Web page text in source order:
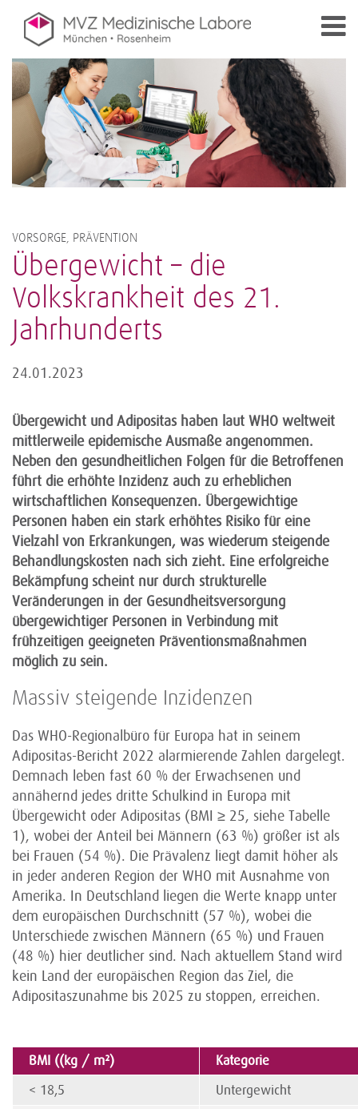
VORSORGE, PRÄVENTION
Übergewicht – die
Volkskrankheit des 21.
Jahrhunderts
24.01.2023
Übergewicht und Adipositas haben laut WHO weltweit
mittlerweile epidemische Ausmaße angenommen.
Neben den gesundheitlichen Folgen für die Betroffenen
führt die erhöhte Inzidenz auch zu erheblichen
wirtschaftlichen Konsequenzen. Übergewichtige
Personen haben ein stark erhöhtes Risiko für eine
Vielzahl von Erkrankungen, was wiederum steigende
Behandlungskosten nach sich zieht. Eine erfolgreiche
Bekämpfung scheint nur durch strukturelle
Veränderungen in der Gesundheitsversorgung
übergewichtiger Personen in Verbindung mit
frühzeitigen geeigneten Präventionsmaßnahmen
möglich zu sein.
Massiv steigende Inzidenzen
Das WHO-Regionalbüro für Europa hat in seinem
Adipositas-Bericht 2022 alarmierende Zahlen dargelegt.
Demnach leben fast 60 % der Erwachsenen und
annähernd jedes dritte Schulkind in Europa mit
Übergewicht oder Adipositas (BMI ≥ 25, siehe Tabelle
1), wobei der Anteil bei Männern (63 %) größer ist als
bei Frauen (54 %). Die Prävalenz liegt damit höher als
in jeder anderen Region der WHO mit Ausnahme von
Amerika. In Deutschland liegen die Werte knapp unter
dem europäischen Durchschnitt (57 %), wobei die
Unterschiede zwischen Männern (65 %) und Frauen
(48 %) hier deutlicher sind. Nach aktuellem Stand wird
kein Land der europäischen Region das Ziel, die
Adipositaszunahme bis 2025 zu stoppen, erreichen.
BMI ((kg / m²)
Kategorie
< 18,5
Untergewicht